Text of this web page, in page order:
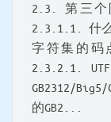
2.3. 第三个
2.3.1.1. 什么
字符集的码
2.3.2.1.
GB2312/Big5/
的GB2...